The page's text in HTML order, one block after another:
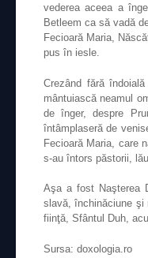
vederea aceea a
Betleem ca să vadă
Fecioară Maria,
pus în iesle.
Crezând fără
mântuiască neamul
de înger, despre
întâmplaseră de
Fecioară Maria, care
s-au întors păstorii,
Aşa a fost Naşterea
slavă, închinăciune şi
fiinţă, Sfântul Duh,
Sursa: doxologia.ro